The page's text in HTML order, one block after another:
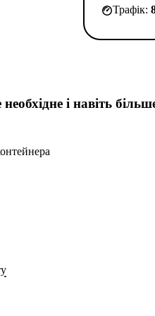
Трафік:
необхідне і навіть